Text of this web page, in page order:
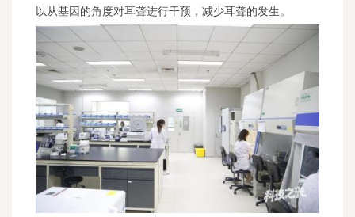
以从基因的角度对耳聋进行干预，减少耳聋的发生。